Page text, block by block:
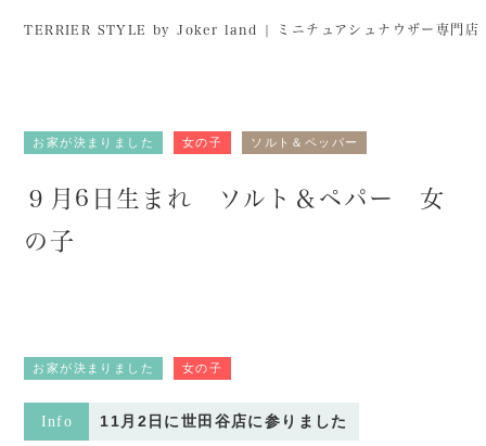
TERRIER STYLE by Joker land | ミニチュアシュナウザー専門店
お家が決まりました 女の子 ソルト＆ペッパー
９月6日生まれ ソルト＆ペパー 女
の子
お家が決まりました 女の子
Info 11月2日に世田谷店に参りました